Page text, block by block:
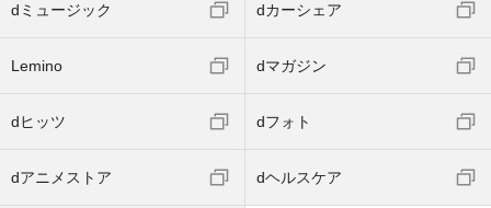
dミュージック dカーシェア
Lemino dマガジン
dヒッツ dフォト
dアニメストア dヘルスケア